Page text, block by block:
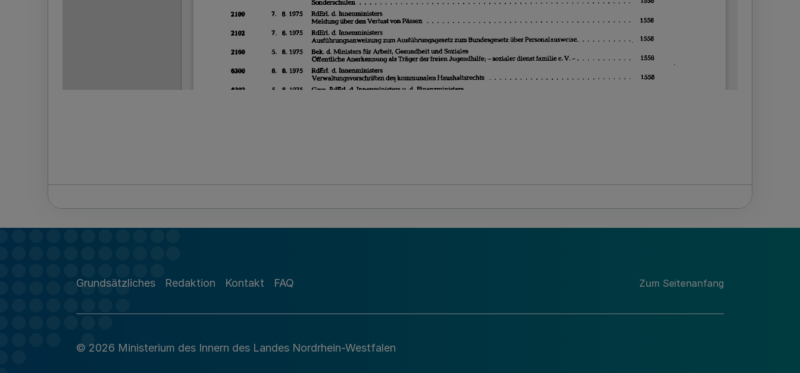
Grundsätzliches Redaktion Kontakt FAQ Zum Seitenanfang
© 2026 Ministerium des Innern des Landes Nordrhein-Westfalen